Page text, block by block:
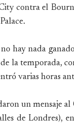
contra el
no hay nada
la temporada,
varias horas
un mensaje
de Londres),